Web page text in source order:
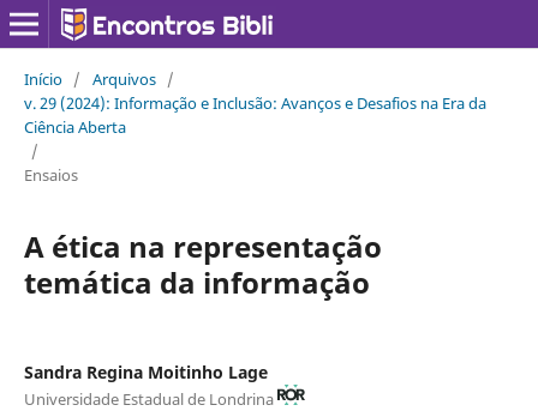
Início / Arquivos /
v. 29 (2024): Informação e Inclusão: Avanços e Desafios na Era da
Ciência Aberta
/
Ensaios
A ética na representação
temática da informação
Sandra Regina Moitinho Lage
Universidade Estadual de Londrina